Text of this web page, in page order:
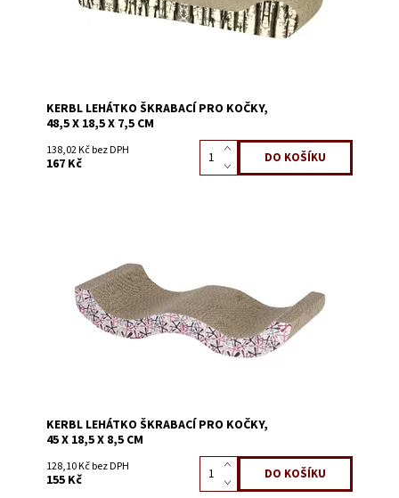
KERBL LEHÁTKO ŠKRABACÍ PRO KOČKY,
48,5 X 18,5 X 7,5 CM
138,02 Kč bez DPH
167 Kč
58137A
KERBL LEHÁTKO ŠKRABACÍ PRO KOČKY,
45 X 18,5 X 8,5 CM
128,10 Kč bez DPH
155 Kč